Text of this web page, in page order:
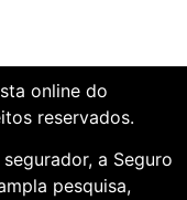
online do
reservados.
a Seguro
pesquisa,